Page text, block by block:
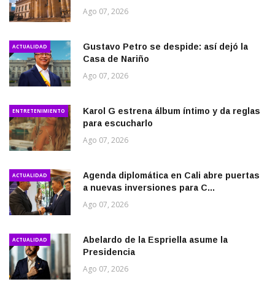
Ago 07, 2026
ACTUALIDAD
Gustavo Petro se despide: así dejó la
Casa de Nariño
Ago 07, 2026
ENTRETENIMIENTO
Karol G estrena álbum íntimo y da reglas
para escucharlo
Ago 07, 2026
ACTUALIDAD
Agenda diplomática en Cali abre puertas
a nuevas inversiones para C...
Ago 07, 2026
ACTUALIDAD
Abelardo de la Espriella asume la
Presidencia
Ago 07, 2026